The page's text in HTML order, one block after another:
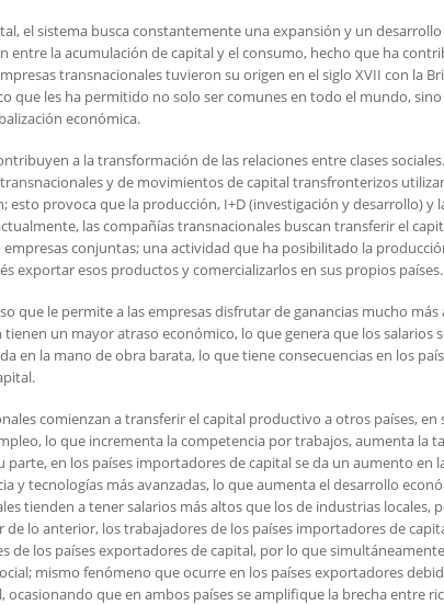
el sistema busca constantemente una expansión y un
la acumulación de capital y el consumo, hecho que ha
transnacionales tuvieron su origen en el siglo XVII con la
que les ha permitido no solo ser comunes en todo el mundo,
económica.
a la transformación de las relaciones entre clases
y de movimientos de capital transfronterizos
esto provoca que la producción, I+D (investigación y desarrollo) y
las compañías transnacionales buscan transferir el
conjuntas; una actividad que ha posibilitado la
exportar esos productos y comercializarlos en sus propios países.
que le permite a las empresas disfrutar de ganancias mucho más
un mayor atraso económico, lo que genera que los salarios
en la mano de obra barata, lo que tiene consecuencias en los
comienzan a transferir el capital productivo a otros países, en
lo que incrementa la competencia por trabajos, aumenta la
parte, en los países importadores de capital se da un aumento en
y tecnologías más avanzadas, lo que aumenta el desarrollo
tienden a tener salarios más altos que los de industrias locales,
de lo anterior, los trabajadores de los países importadores de
de los países exportadores de capital, por lo que
mismo fenómeno que ocurre en los países exportadores
ocasionando que en ambos países se amplifique la brecha entre